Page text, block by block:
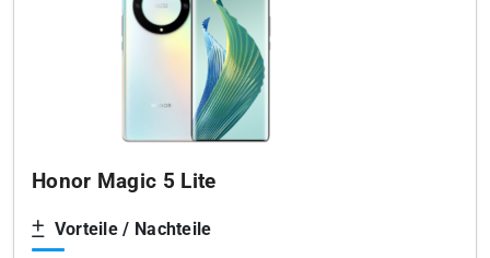
Honor Magic 5 Lite
Vorteile / Nachteile